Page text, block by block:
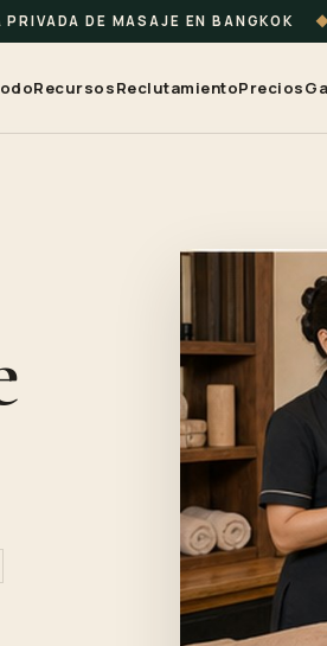
PRIVADA DE MASAJE EN BANGKOK
RecursosReclutamientoPrecios